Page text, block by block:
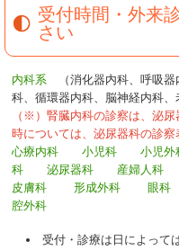
受付時間・外来
さい
内科系 （消化器内科、呼吸器
科、循環器内科、脳神経内科、
（※）腎臓内科の診察は、泌
時については、泌尿器科の診察
心療内科
小児科 小児外
科
泌尿器科
産婦人科
皮膚科
形成外科 眼科
腔外科
受付・診療は日によって